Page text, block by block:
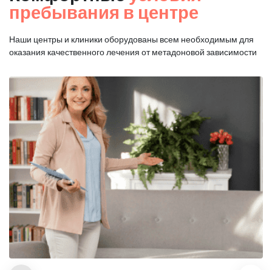
пребывания в центре
Наши центры и клиники оборудованы всем необходимым для
оказания качественного лечения от метадоновой зависимости